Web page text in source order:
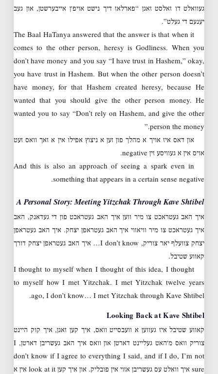
געוואלט דו זאלסט זאגן “פארלאז דיך נישט אויפ׳ן אייבערשטן, און געב
יענעם די געלט”.
The Baal HaTanya answered that the answer is that when it
comes to the other person, heresy is Godliness. When you
don’t have money and you say “I have trust in Hashem,” okay,
you have trust in Hashem. But when the other person doesn’t
have money, for that Hashem created heresy, because He
wanted that you should give the other person money. He
wanted you to say “Don’t rely on Hashem, and give the other
person the money.”
און דאס איז אויך א מהלך פון זען א ניצוץ אפילו אין א זאך וואס זעט
אויס אין א געוויסע זין negative.
And this is also an approach of seeing a spark even in
something that appears in a certain sense negative.
A Personal Story: Meeting Yitzchak Through Kave Shtibel
איך האב געטראכט צו מיר ווען איך האב געטראכט פון די געדאנק, האב
איך געטראכט צו מיר וויאזוי איך האב געטראפן יצחק. איך האב געטראפן
יצחק צוועלף יאר צוריק, I don’t know… איך האב געטראפן יצחק דורך
קאווע שטיבל.
I thought to myself when I thought of this idea, I thought
to myself how I met Yitzchak. I met Yitzchak twelve years
ago, I don’t know… I met Yitzchak through Kave Shtibel.
Looking Back at Kave Shtibel
קאווע שטיבל איז געווען א וועבסייט וואס, איך קען זאגן, איך קוק היינט
צוריק וואס מ׳האט געליינט דארטן און וואס איך האב געשריבן דארטן, I
don’t know if I agree to everything I said, and if I do, I’m not
sure איך וואלט עס געשריבן אזוי אין פובליק. און איך קען look at it אין א